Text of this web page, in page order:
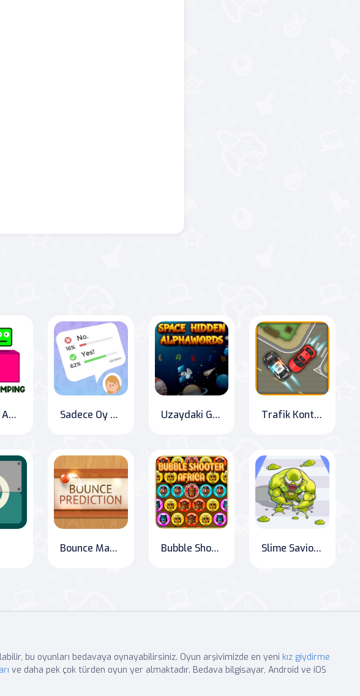
Sayılarla Atlama Sadece Oy Ver! Uzaydaki Gizli Harf Sözcükleri Trafik Kontrolü
Bounce Mastermind Bubble Shooter Afrika Slime Savior: Rise of the Warrior
bu oyunları bedavaya oynayabilirsiniz. Oyun arşivimizde en yeni kız giydirme
ve daha pek çok türden oyun yer almaktadır. Bedava bilgisayar, Android ve iOS